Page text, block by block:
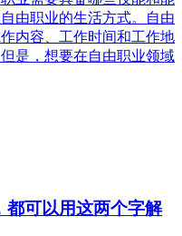
由职业的生活方式。自由
内容、工作时间和工作地
是，想要在自由职业领域
都可以用这两个字解